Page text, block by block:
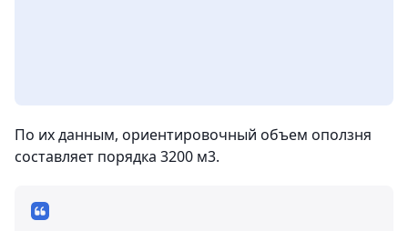
По их данным, ориентировочный объем оползня
составляет порядка 3200 м3.